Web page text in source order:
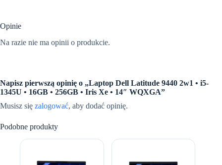
Opinie
Na razie nie ma opinii o produkcie.
Napisz pierwszą opinię o „Laptop Dell Latitude 9440 2w1 • i5-
1345U • 16GB • 256GB • Iris Xe • 14″ WQXGA”
Musisz się zalogować, aby dodać opinię.
Podobne produkty